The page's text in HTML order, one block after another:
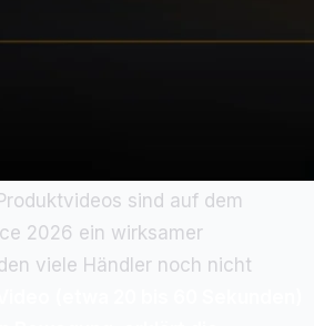
sind auf dem
2026 ein wirksamer
viele Händler noch nicht